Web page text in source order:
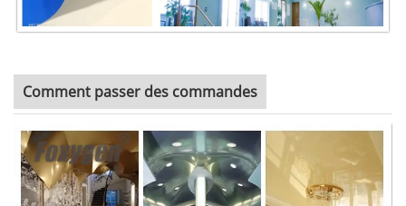
Comment passer des commandes